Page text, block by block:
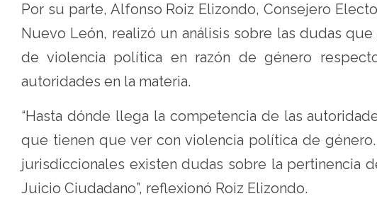
Por su parte, Alfonso Roiz Elizondo, Consejero
Nuevo León, realizó un análisis sobre las dudas
de violencia política en razón de género
autoridades en la materia.
“Hasta dónde llega la competencia de las
que tienen que ver con violencia política de
jurisdiccionales existen dudas sobre la pertinencia
Juicio Ciudadano”, reflexionó Roiz Elizondo.